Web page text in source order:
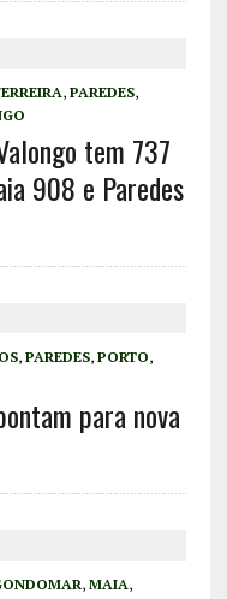
, PAREDES,
tem 737
908 e Paredes
, PAREDES, PORTO,
para nova
, MAIA,